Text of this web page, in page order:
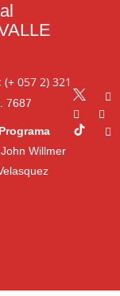
057 2) 321
7687
John Willmer